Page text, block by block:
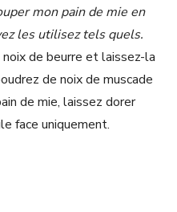
mon pain de mie en
les utilisez tels quels.
de beurre et laissez-la
de noix de muscade
de mie, laissez dorer
face uniquement.